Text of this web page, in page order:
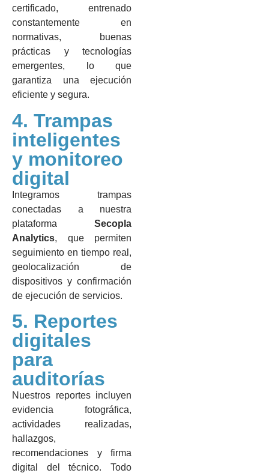
certificado, entrenado
constantemente en
normativas, buenas
prácticas y tecnologías
emergentes, lo que
garantiza una ejecución
eficiente y segura.
4. Trampas
inteligentes
y monitoreo
digital
Integramos trampas
conectadas a nuestra
plataformaSecopla
Analytics, que permiten
seguimiento en tiempo real,
geolocalización de
dispositivos y confirmación
de ejecución de servicios.
5. Reportes
digitales
para
auditorías
Nuestros reportes incluyen
evidencia fotográfica,
actividades realizadas,
hallazgos,
recomendaciones y firma
digital del técnico. Todo